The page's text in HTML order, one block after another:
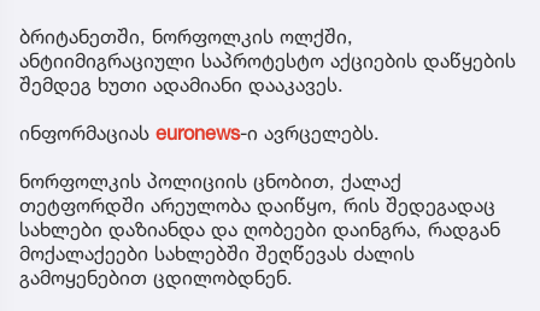
ბრიტანეთში, ნორფოლკის ოლქში,
ანტიიმიგრაციული საპროტესტო აქციების დაწყების
შემდეგ ხუთი ადამიანი დააკავეს.
ინფორმაციას euronews-ი ავრცელებს.
ნორფოლკის პოლიციის ცნობით, ქალაქ
თეტფორდში არეულობა დაიწყო, რის შედეგადაც
სახლები დაზიანდა და ღობეები დაინგრა, რადგან
მოქალაქეები სახლებში შეღწევას ძალის
გამოყენებით ცდილობდნენ.